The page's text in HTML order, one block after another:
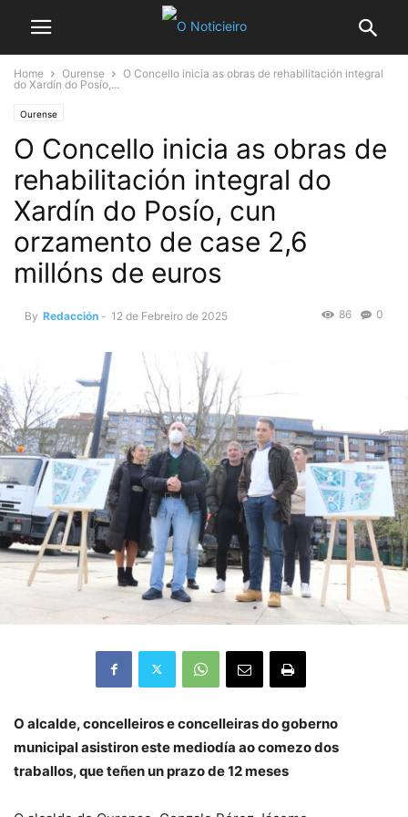
Home Ourense
O Concello inicia as obras de rehabilitación integral
do Xardín do Posío,...
Ourense
O Concello inicia as obras de
rehabilitación integral do
Xardín do Posío, cun
orzamento de case 2,6
millóns de euros
By Redacción - 12 de Febreiro de 2025 0
86
O alcalde, concelleiros e concelleiras do goberno
municipal asistiron este mediodía ao comezo dos
traballos, que teñen un prazo de 12 meses